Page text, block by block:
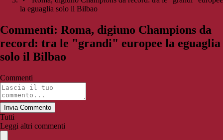
la eguaglia solo il Bilbao
Commenti: Roma, digiuno Champions da
record: tra le "grandi" europee la eguaglia
solo il Bilbao
Commenti
Invia Commento
Tutti
Leggi altri commenti